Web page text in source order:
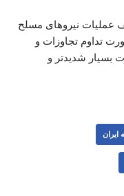
عملیات نیروهای مسلح
تداوم تجاوزات و
بسیار شدیدتر و
ایران